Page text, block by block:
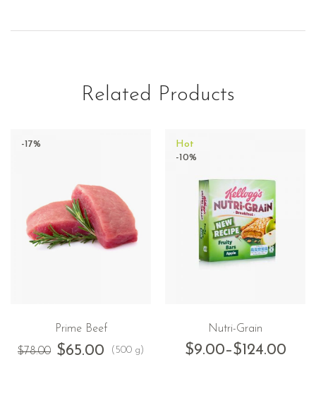
Related Products
-17%
Prime Beef
$78.00 $65.00 (500 g)
Hot
-10%
Nutri-Grain
$9.00–$124.00